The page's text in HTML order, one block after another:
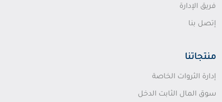
فريق الإدارة
إتصل بنا
منتجاتنا
إدارة الثروات الخاصة
سوق المال الثابت الدخل